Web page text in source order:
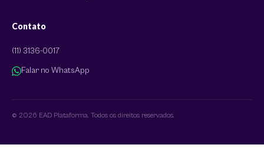
Contato
(11) 3136-0017
Falar no WhatsApp
© 2026 EAD Plataforma. Todos os direitos reservados.